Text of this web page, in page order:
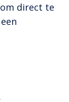
direct te